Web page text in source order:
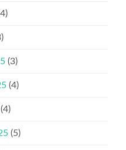
(3)
(4)
(4)
(5)